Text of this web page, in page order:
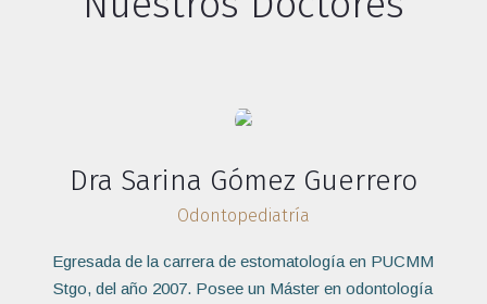
Dra Sarina Gómez Guerrero
Odontopediatría
Egresada de la carrera de estomatología en PUCMM
Stgo, del año 2007. Posee un Máster en odontología